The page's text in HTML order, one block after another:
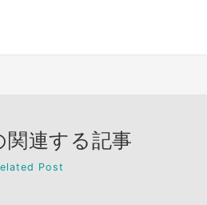
関連する記事
Post